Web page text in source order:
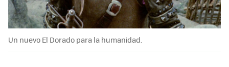
Un nuevo El Dorado para la humanidad.